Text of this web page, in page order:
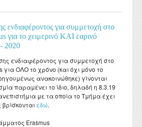
ενδιαφέροντος για συμμετοχή στο
για το χειμερινό KAI εαρινό
2020
ενδιαφέροντος για συμμετοχή στο
ΟΛΟ το χρόνο (και όχι μόνο το
ανακοινώθηκε) γίνονται
παραμένει το ίδιο, δηλαδή η 8.3.19
με τα οποία το Τμήμα έχει
εδώ.
Erasmus